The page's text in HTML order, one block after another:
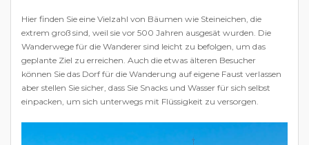
Hier finden Sie eine Vielzahl von Bäumen wie Steineichen, die
extrem groß sind, weil sie vor 500 Jahren ausgesät wurden. Die
Wanderwege für die Wanderer sind leicht zu befolgen, um das
geplante Ziel zu erreichen. Auch die etwas älteren Besucher
können Sie das Dorf für die Wanderung auf eigene Faust verlassen
aber stellen Sie sicher, dass Sie Snacks und Wasser für sich selbst
einpacken, um sich unterwegs mit Flüssigkeit zu versorgen.